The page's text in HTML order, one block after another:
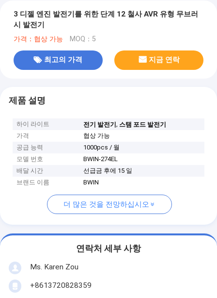
3 디젤 엔진 발전기를 위한 단계 12 철사 AVR 유형 무브러
시 발전기
가격：협상 가능 MOQ：5
최고의 가격 지금 연락
제품 설명
하이 라이트 전기 발전기, 스탬 포드 발전기
가격
협상 가능
공급 능력
1000pcs / 월
모델 번호
BWIN-274EL
배달 시간
선급금 후에 15 일
브랜드 이름
BWIN
더 많은 것을 전망하십시오
연락처 세부 사항
Ms. Karen Zou
+8613720828359